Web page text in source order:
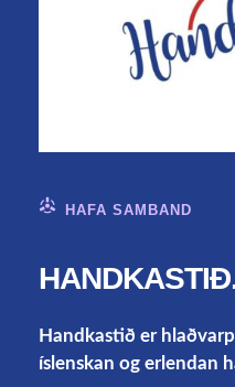
HAFA SAMBAND
Handkastið er
íslenskan og erlendan